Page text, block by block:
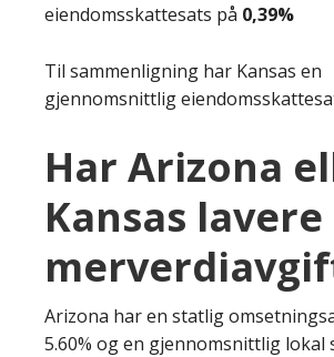
eiendomsskattesats på 0,39%
Til sammenligning har Kansas en
gjennomsnittlig
Har Arizona
Kansas lavere
Arizona har en statlig
5.60% og en gjennomsnittlig lokal